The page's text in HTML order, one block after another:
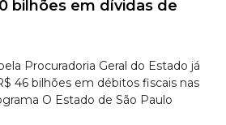
bilhões em dívidas de
Procuradoria Geral do Estado já
46 bilhões em débitos fiscais nas
O Estado de São Paulo